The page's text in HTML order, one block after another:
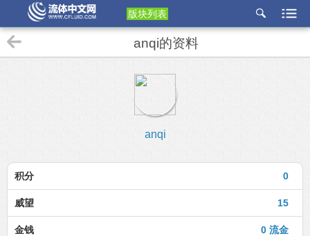
版块列表
etu
anqi的资料
anqi
0
积分
15
威望
0 流金
金钱